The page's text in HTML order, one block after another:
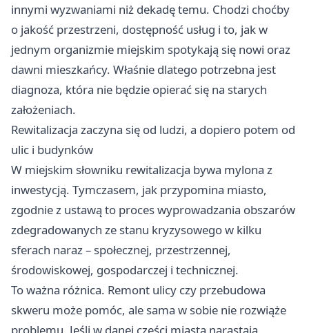
innymi wyzwaniami niż dekadę temu. Chodzi choćby
o jakość przestrzeni, dostępność usług i to, jak w
jednym organizmie miejskim spotykają się nowi oraz
dawni mieszkańcy. Właśnie dlatego potrzebna jest
diagnoza, która nie będzie opierać się na starych
założeniach.
Rewitalizacja zaczyna się od ludzi, a dopiero potem od
ulic i budynków
W miejskim słowniku rewitalizacja bywa mylona z
inwestycją. Tymczasem, jak przypomina miasto,
zgodnie z ustawą to proces wyprowadzania obszarów
zdegradowanych ze stanu kryzysowego w kilku
sferach naraz – społecznej, przestrzennej,
środowiskowej, gospodarczej i technicznej.
To ważna różnica. Remont ulicy czy przebudowa
skweru może pomóc, ale sama w sobie nie rozwiąże
problemu. Jeśli w danej części miasta narastają